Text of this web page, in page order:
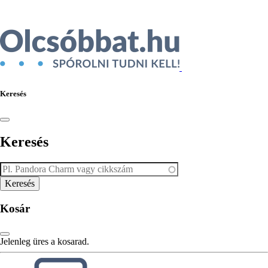
Keresés
Keresés
Kosár
Jelenleg üres a kosarad.